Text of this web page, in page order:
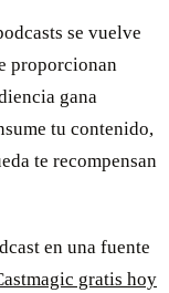
se vuelve
proporcionan
gana
tu contenido,
te recompensan
en una fuente
gratis hoy